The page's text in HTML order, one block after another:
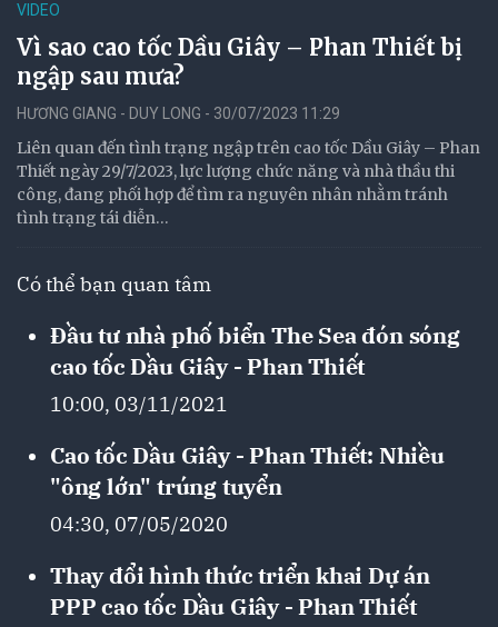
VIDEO
Vì sao cao tốc Dầu Giây – Phan Thiết bị
ngập sau mưa?
HƯƠNG GIANG - DUY LONG - 30/07/2023 11:29
Liên quan đến tình trạng ngập trên cao tốc Dầu Giây – Phan
Thiết ngày 29/7/2023, lực lượng chức năng và nhà thầu thi
công, đang phối hợp để tìm ra nguyên nhân nhằm tránh
tình trạng tái diễn…
Có thể bạn quan tâm
Đầu tư nhà phố biển The Sea đón sóng
cao tốc Dầu Giây - Phan Thiết
10:00, 03/11/2021
Cao tốc Dầu Giây - Phan Thiết: Nhiều
"ông lớn" trúng tuyển
04:30, 07/05/2020
Thay đổi hình thức triển khai Dự án
PPP cao tốc Dầu Giây - Phan Thiết